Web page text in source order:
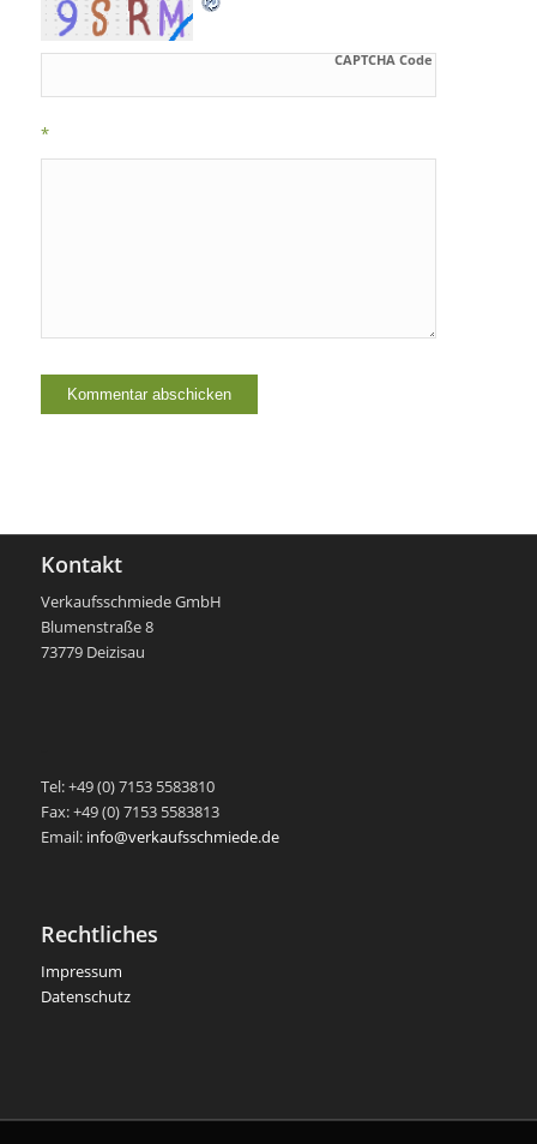
CAPTCHA Code
*
Kontakt
Verkaufsschmiede GmbH
Blumenstraße 8
73779 Deizisau
Tel: +49 (0) 7153 5583810
Fax: +49 (0) 7153 5583813
Email: info@verkaufsschmiede.de
Rechtliches
Impressum
Datenschutz